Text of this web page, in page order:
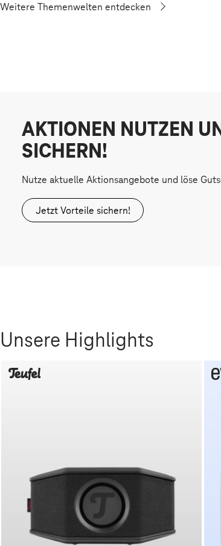
Weitere Themenwelten entdecken
AKTIONEN NUTZEN
SICHERN!
Nutze aktuelle Aktionsangebote und löse
Jetzt Vorteile sichern!
Unsere Highlights